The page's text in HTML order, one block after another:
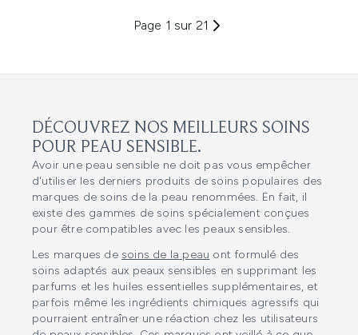
Page 1 sur 21
DÉCOUVREZ NOS MEILLEURS SOINS
POUR PEAU SENSIBLE.
Avoir une peau sensible ne doit pas vous empêcher
d'utiliser les derniers produits de soins populaires des
marques de soins de la peau renommées. En fait, il
existe des gammes de soins spécialement conçues
pour être compatibles avec les peaux sensibles.
Les marques de soins de la peau ont formulé des
soins adaptés aux peaux sensibles en supprimant les
parfums et les huiles essentielles supplémentaires, et
parfois même les ingrédients chimiques agressifs qui
pourraient entraîner une réaction chez les utilisateurs